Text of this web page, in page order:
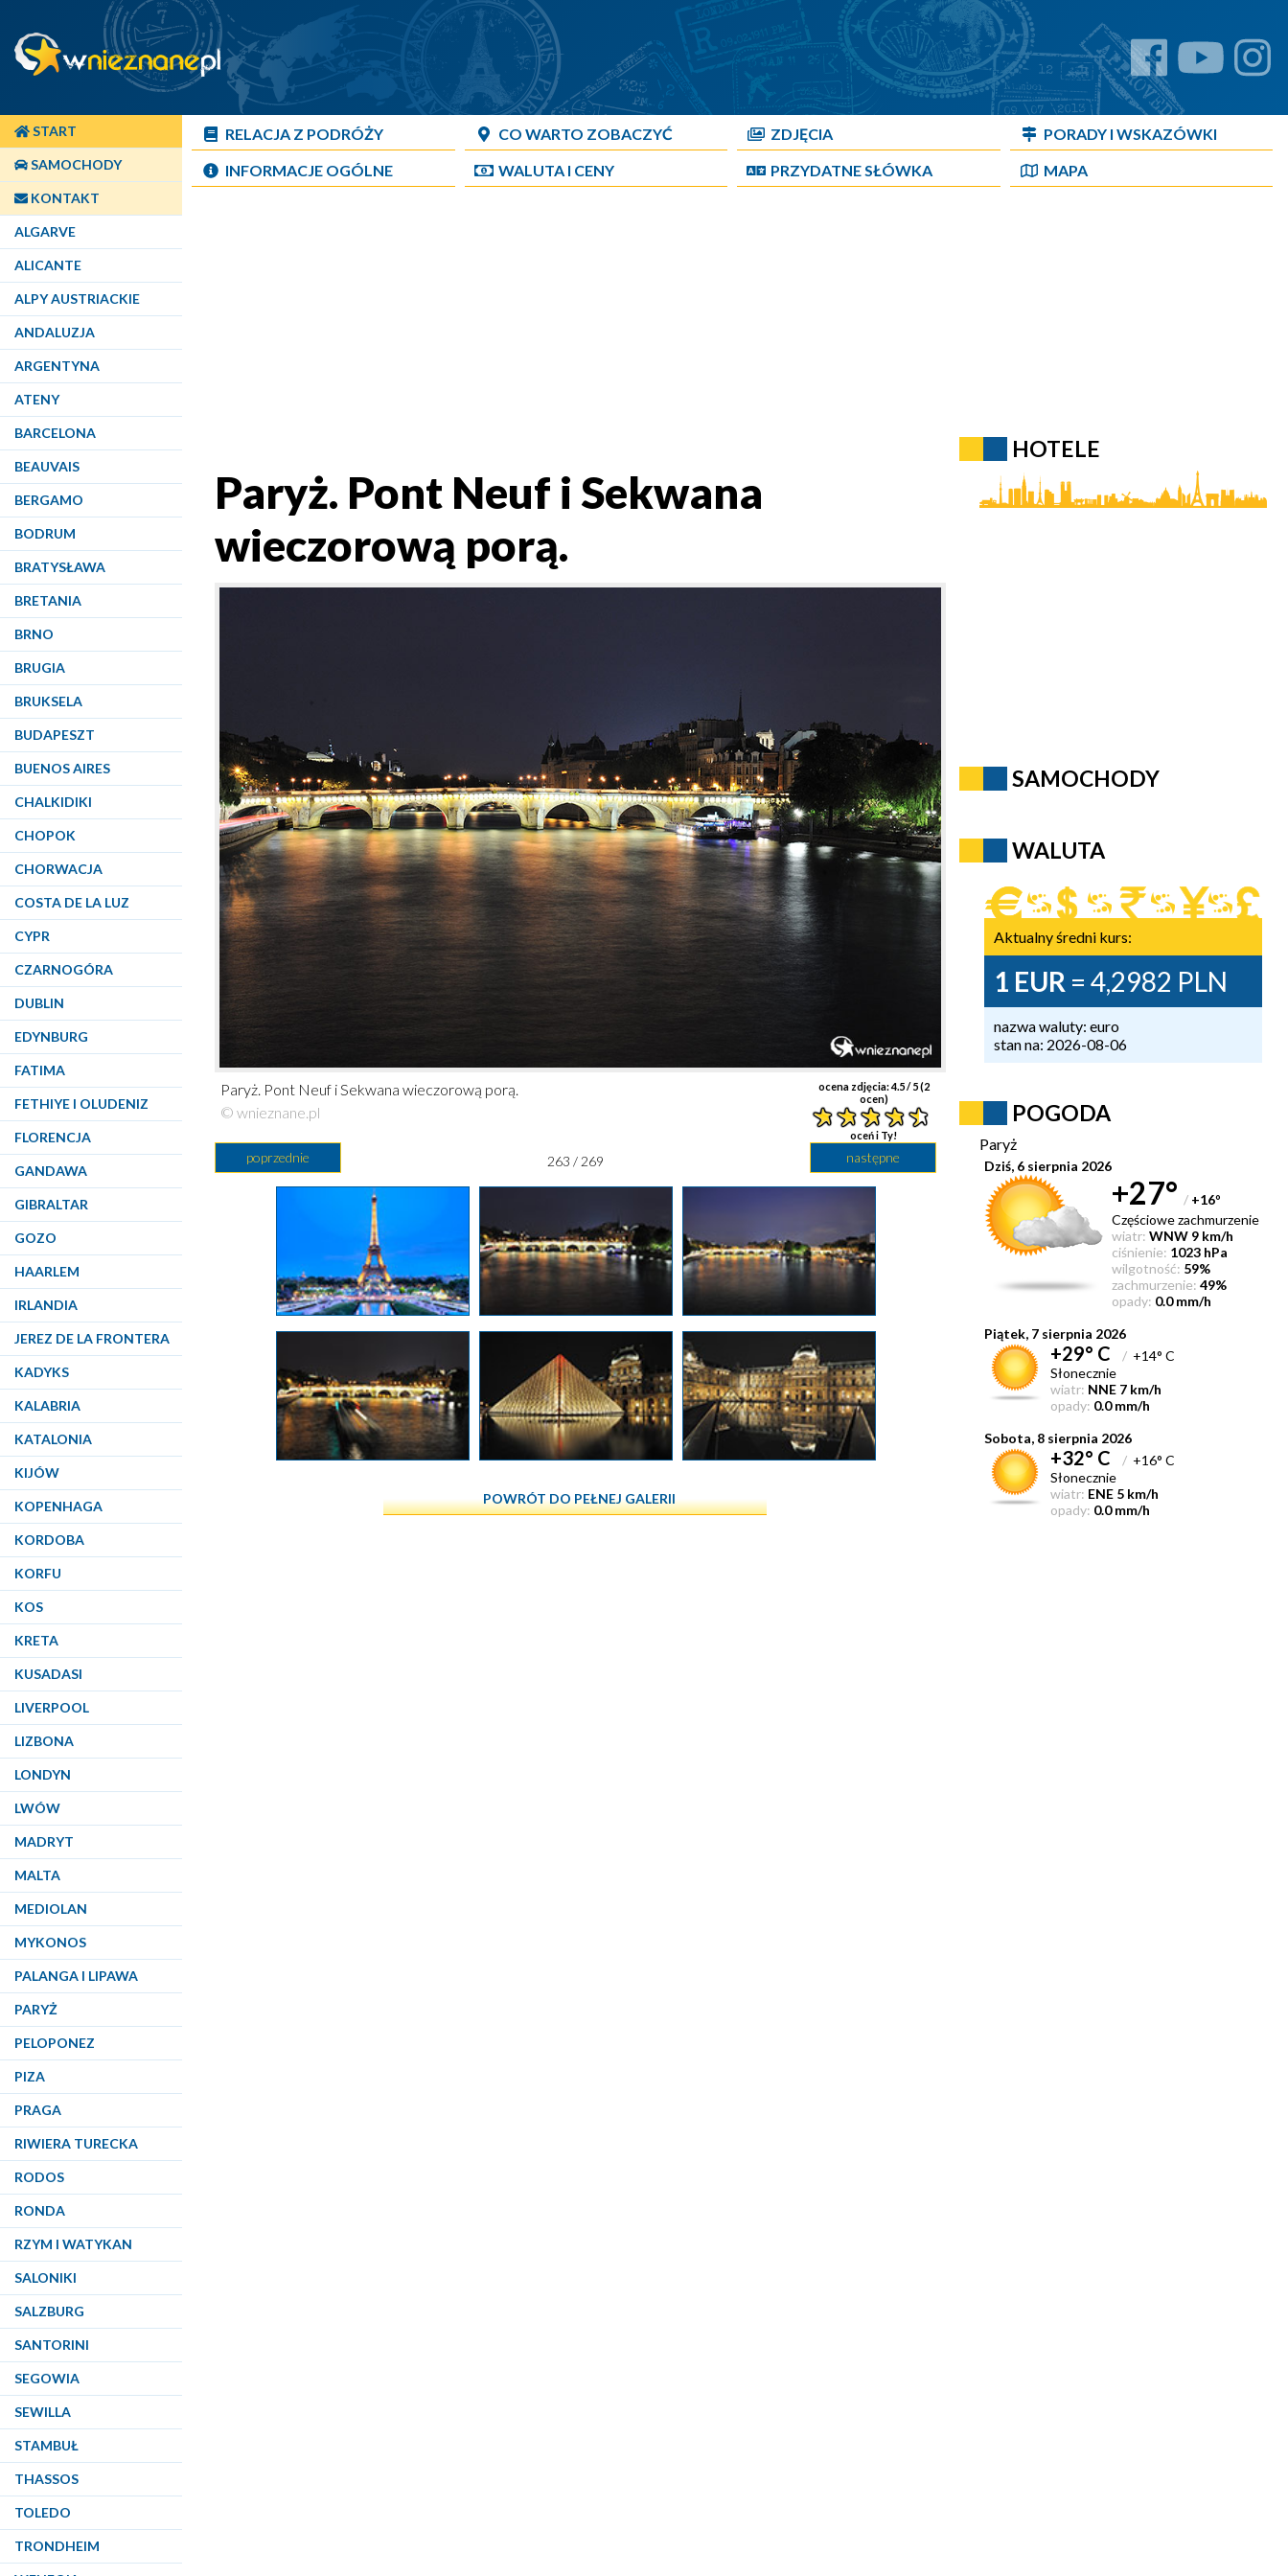
START
SAMOCHODY
KONTAKT
ALGARVE
ALICANTE
ALPY AUSTRIACKIE
ANDALUZJA
ARGENTYNA
ATENY
BARCELONA
BEAUVAIS
BERGAMO
BODRUM
BRATYSŁAWA
BRETANIA
BRNO
BRUGIA
BRUKSELA
BUDAPESZT
BUENOS AIRES
CHALKIDIKI
CHOPOK
CHORWACJA
COSTA DE LA LUZ
CYPR
CZARNOGÓRA
DUBLIN
EDYNBURG
FATIMA
FETHIYE I OLUDENIZ
FLORENCJA
GANDAWA
GIBRALTAR
GOZO
HAARLEM
IRLANDIA
JEREZ DE LA FRONTERA
KADYKS
KALABRIA
KATALONIA
KIJÓW
KOPENHAGA
KORDOBA
KORFU
KOS
KRETA
KUSADASI
LIVERPOOL
LIZBONA
LONDYN
LWÓW
MADRYT
MALTA
MEDIOLAN
MYKONOS
PALANGA I LIPAWA
PARYŻ
PELOPONEZ
PIZA
PRAGA
RIWIERA TURECKA
RODOS
RONDA
RZYM I WATYKAN
SALONIKI
SALZBURG
SANTORINI
SEGOWIA
SEWILLA
STAMBUŁ
THASSOS
TOLEDO
TRONDHEIM
RELACJA Z PODRÓŻY CO WARTO ZOBACZYĆ ZDJĘCIA
PORADY I WSKAZÓWKI
INFORMACJE OGÓLNE
WALUTA I CENY PRZYDATNE SŁÓWKA MAPA
Paryż. Pont Neuf i Sekwana
wieczorową porą.
ocena zdjęcia:4.5/ 5 (2
ocen)
oceń i Ty!
Paryż. Pont Neuf i Sekwana wieczorową porą.
© wnieznane.pl
poprzednie następne
263 / 269
POWRÓT DO PEŁNEJ GALERII
HOTELE
SAMOCHODY
WALUTA
Aktualny średni kurs:
1 EUR = 4,2982 PLN
nazwa waluty: euro
stan na: 2026-08-06
POGODA
Paryż
Dziś, 6 sierpnia 2026
+27° / +16°
Częściowe zachmurzenie
wiatr: WNW 9 km/h
ciśnienie: 1023 hPa
wilgotność: 59%
zachmurzenie: 49%
opady: 0.0 mm/h
Piątek, 7 sierpnia 2026
+29° C / +14° C
Słonecznie
wiatr: NNE 7 km/h
opady: 0.0 mm/h
Sobota, 8 sierpnia 2026
+32° C / +16° C
Słonecznie
wiatr: ENE 5 km/h
opady: 0.0 mm/h